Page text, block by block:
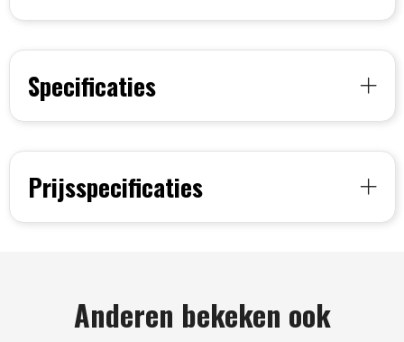
Specificaties
Prijsspecificaties
Anderen bekeken ook